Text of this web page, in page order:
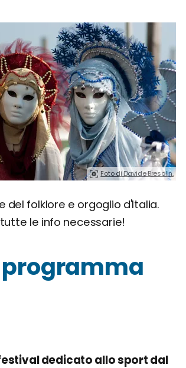
Foto di Davide Bresolin.
folklore e orgoglio d'Italia.
le info necessarie!
programma
dedicato allo sport dal